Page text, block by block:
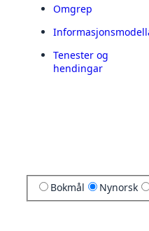
Omgrep
Tenester og
hendingar
Bokmål Nynorsk